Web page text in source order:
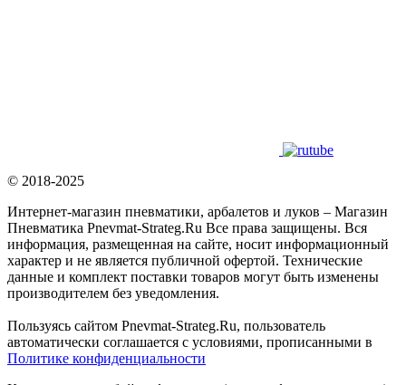
© 2018-2025
Интернет-магазин пневматики, арбалетов и луков – Магазин
Пневматика Pnevmat-Strateg.Ru Все права защищены. Вся
информация, размещенная на сайте, носит информационный
характер и не является публичной офертой. Технические
данные и комплект поставки товаров могут быть изменены
производителем без уведомления.
Пользуясь сайтом Pnevmat-Strateg.Ru, пользователь
автоматически соглашается с условиями, прописанными в
Политике конфиденциальности